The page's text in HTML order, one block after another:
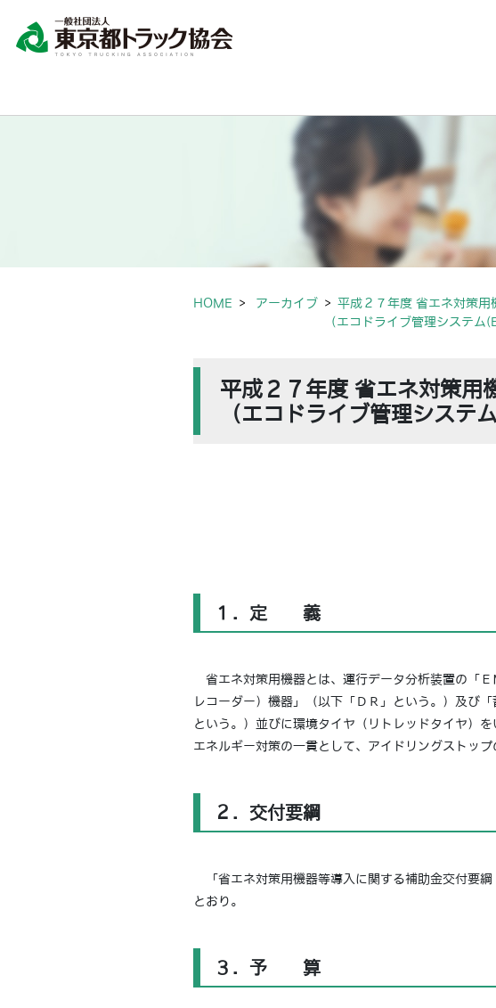
HOME アーカイブ
平成２７年度 省エネ対策用
（エコドライブ管理システム
平成２７年度 省エネ対策用
（エコドライブ管理システ
１．定 義
省エネ対策用機器とは、運行データ分析装置の「
レコーダー）機器」（以下「ＤＲ」という。）及び
という。）並びに環境タイヤ（リトレッドタイヤ）
エネルギー対策の一貫として、アイドリングストップ
２．交付要綱
「省エネ対策用機器等導入に関する補助金交付要
とおり。
３．予 算